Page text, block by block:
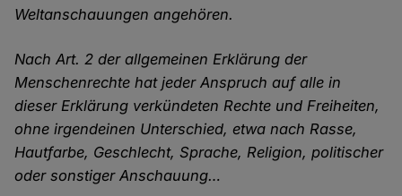
Weltanschauungen angehören.
Nach Art. 2 der allgemeinen Erklärung der
Menschenrechte hat jeder Anspruch auf alle in
dieser Erklärung verkündeten Rechte und Freiheiten,
ohne irgendeinen Unterschied, etwa nach Rasse,
Hautfarbe, Geschlecht, Sprache, Religion, politischer
oder sonstiger Anschauung…